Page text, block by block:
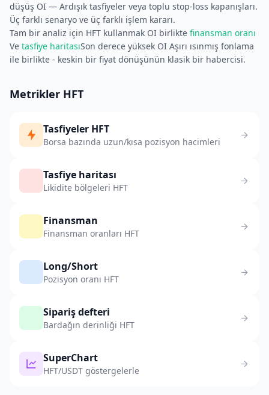
düşüş OI — Ardışık tasfiyeler veya toplu stop-loss kapanışları.
Üç farklı senaryo ve üç farklı işlem kararı.
Tam bir analiz için HFT kullanmak OI birlikte finansman oranı
Ve tasfiye haritasıSon derece yüksek OI Aşırı ısınmış fonlama
ile birlikte - keskin bir fiyat dönüşünün klasik bir habercisi.
Metrikler HFT
Tasfiyeler HFT
Borsa bazında uzun/kısa pozisyon hacimleri
Tasfiye haritası
Likidite bölgeleri HFT
Finansman
Finansman oranları HFT
Long/Short
Pozisyon oranı HFT
Sipariş defteri
Bardağın derinliği HFT
SuperChart
HFT/USDT göstergelerle